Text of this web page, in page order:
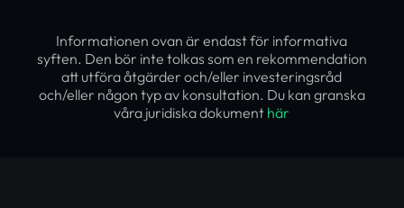
Informationen ovan är endast för informativa
syften. Den bör inte tolkas som en rekommendation
att utföra åtgärder och/eller investeringsråd
och/eller någon typ av konsultation. Du kan granska
våra juridiska dokument här